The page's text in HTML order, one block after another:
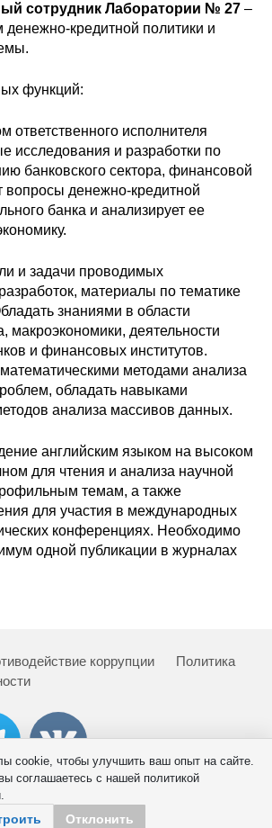
для СМИ
прогнозирования
журналов
этика
для авторов
требования
оформления
для авторов
сотрудник Лаборатории № 27 –
денежно-кредитной политики и
функций:
ответственного исполнителя
исследования и разработки по
банковского сектора, финансовой
вопросы денежно-кредитной
банка и анализирует ее
и задачи проводимых
материалы по тематике
знаниями в области
макроэкономики, деятельности
и финансовых институтов.
методами анализа
обладать навыками
анализа массивов данных.
английским языком на высоком
для чтения и анализа научной
темам, а также
для участия в международных
конференциях. Необходимо
одной публикации в журналах
коррупции
Политика
cookie, чтобы улучшить ваш опыт на сайте.
соглашаетесь с нашей политикой
Отклонить